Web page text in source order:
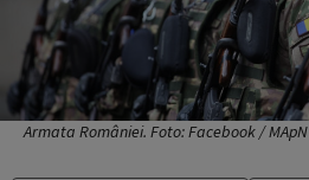
Armata României. Foto: Facebook / MApN